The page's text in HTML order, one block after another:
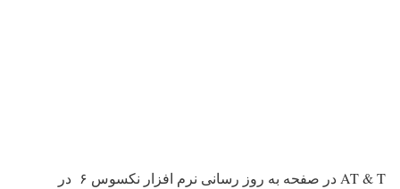
AT & T در صفحه به روز رسانی نرم افزار نکسوس ۶
در